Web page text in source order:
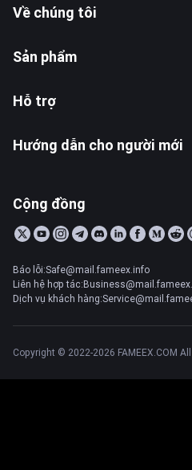
Về chúng tôi
Sản phẩm
Hỗ trợ
Hướng dẫn cho người mới
Cộng đồng
Báo lỗi:Safe@mail.fameex.info
Liên hệ hợp
Dịch vụ khách
Copyright © 2022-2026 FAMEEX.COM